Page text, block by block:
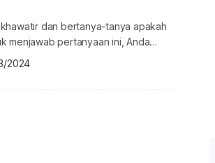
dan bertanya-tanya apakah
menjawab pertanyaan ini, Anda
kehamilan bisa terjadi dalam
bisa hamil? Pertanyaan apakah
oleh remaja. Namun, yang jelas,
2024